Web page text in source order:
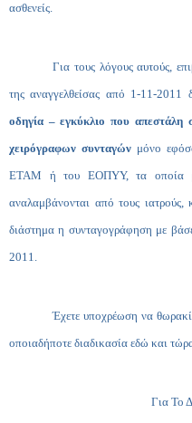
ασθενείς.
Για τους λόγους αυτούς,
της αναγγελθείσας από 1-11-
οδηγία – εγκύκλιο που απεστάλη
χειρόγραφων συνταγών μόνο
ΕΤΑΜ ή του ΕΟΠΥΥ, τα οποία
αναλαμβάνονται από τους ιατρούς,
διάστημα η συνταγογράφηση με
2011.
Έχετε υποχρέωση να
οποιαδήποτε διαδικασία εδώ και
Για Το